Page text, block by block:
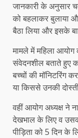
जानकारी के अनुसार
को बहलाकर बुलाया
बैठा लिया और इसके
मामले में महिला
संवेदनशील बताते हुए
बच्चों की मॉनिटरिंग
या किससे उनकी
वहीं आयोग अध्यक्ष ने
देखभाल के लिए व
पीड़िता को 5 दिन के